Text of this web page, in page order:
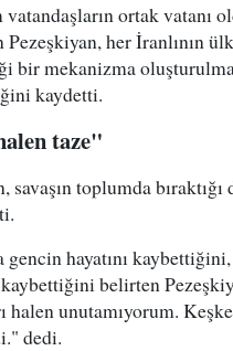
vatandaşların ortak vatanı
Pezeşkiyan, her İranlının
bir mekanizma
kaydetti.
taze"
savaşın toplumda
gencin hayatını kaybettiğini,
kaybettiğini belirten
halen unutamıyorum.
dedi.